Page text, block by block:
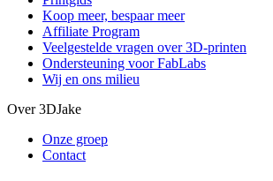
Koop meer, bespaar meer
Affiliate Program
Veelgestelde vragen over 3D-printen
Ondersteuning voor FabLabs
Wij en ons milieu
Over 3DJake
Onze groep
Contact